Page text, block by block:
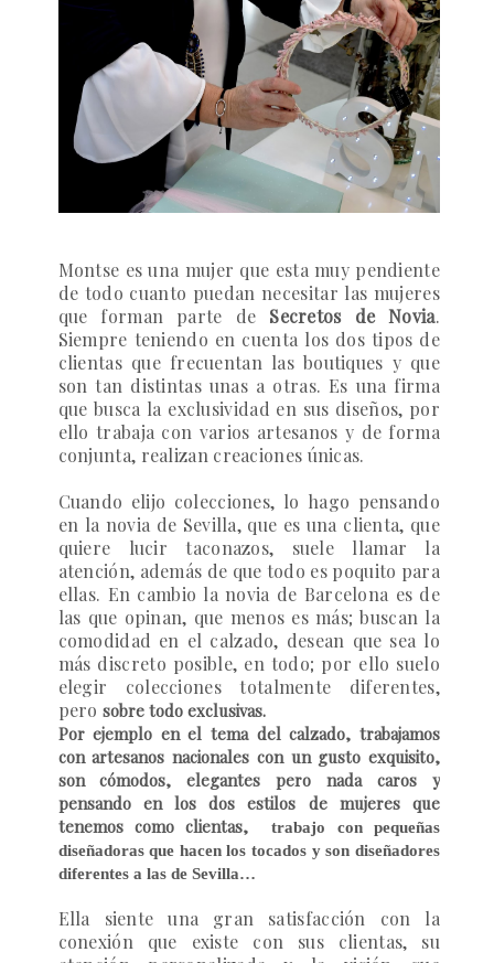
Montse es una mujer que esta muy pendiente
de todo cuanto puedan necesitar las mujeres
que forman parte de Secretos de Novia.
Siempre teniendo en cuenta los dos tipos de
clientas que frecuentan las boutiques y que
son tan distintas unas a otras. Es una firma
que busca la exclusividad en sus diseños, por
ello trabaja con varios artesanos y de forma
conjunta, realizan creaciones únicas.
Cuando elijo colecciones, lo hago pensando
en la novia de Sevilla, que es una clienta, que
quiere lucir taconazos, suele llamar la
atención, además de que todo es poquito para
ellas. En cambio la novia de Barcelona es de
las que opinan, que menos es más; buscan la
comodidad en el calzado, desean que sea lo
más discreto posible, en todo; por ello suelo
elegir colecciones totalmente diferentes,
pero sobre todo exclusivas.
Por ejemplo en el tema del calzado, trabajamos
con artesanos nacionales con un gusto exquisito,
son cómodos, elegantes pero nada caros y
pensando en los dos estilos de mujeres que
tenemos como clientas,
trabajo con pequeñas
diseñadoras que hacen los tocados y son diseñadores
diferentes a las de Sevilla…
Ella siente una gran satisfacción con la
conexión que existe con sus clientas, su